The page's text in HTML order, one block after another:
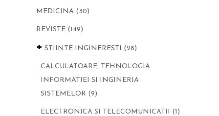
MEDICINA (30)
REVISTE (149)
+ STIINTE INGINERESTI (28)
CALCULATOARE, TEHNOLOGIA
INFORMATIEI SI INGINERIA
SISTEMELOR (9)
ELECTRONICA SI TELECOMUNICATII (1)